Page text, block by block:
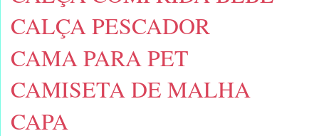
CALÇA PESCADOR
CAMA PARA PET
CAMISETA DE MALHA
CAPA